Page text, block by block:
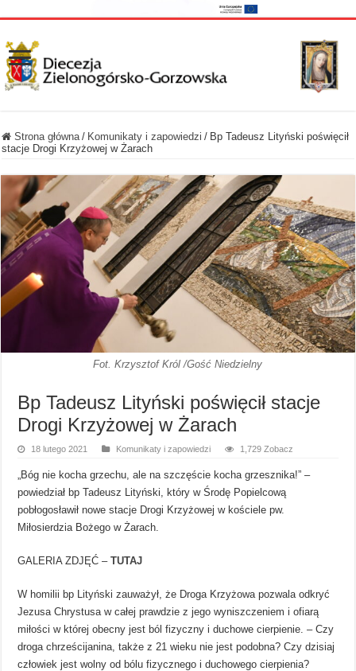
Strona główna / Komunikaty i zapowiedzi / Bp Tadeusz Lityński poświęcił
stacje Drogi Krzyżowej w Żarach
Fot. Krzysztof Król /Gość Niedzielny
Bp Tadeusz Lityński poświęcił stacje
Drogi Krzyżowej w Żarach
18 lutego 2021 Komunikaty i zapowiedzi 1,729 Zobacz
„Bóg nie kocha grzechu, ale na szczęście kocha grzesznika!” –
powiedział bp Tadeusz Lityński, który w Środę Popielcową
pobłogosławił nowe stacje Drogi Krzyżowej w kościele pw.
Miłosierdzia Bożego w Żarach.
GALERIA ZDJĘĆ –TUTAJ
W homilii bp Lityński zauważył, że Droga Krzyżowa pozwala odkryć
Jezusa Chrystusa w całej prawdzie z jego wyniszczeniem i ofiarą
miłości w której obecny jest ból fizyczny i duchowe cierpienie. – Czy
droga chrześcijanina, także z 21 wieku nie jest podobna? Czy dzisiaj
człowiek jest wolny od bólu fizycznego i duchowego cierpienia?